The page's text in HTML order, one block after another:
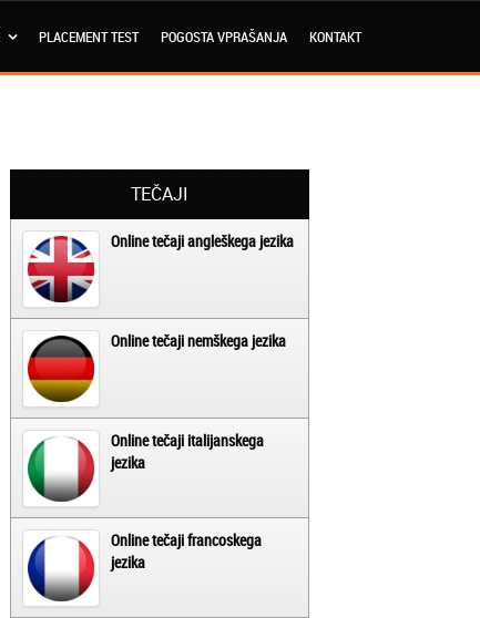
PLACEMENT TEST POGOSTA VPRAŠANJA KONTAKT
TEČAJI
Online tečaji angleškega jezika
Online tečaji nemškega jezika
Online tečaji italijanskega
jezika
Online tečaji francoskega
jezika